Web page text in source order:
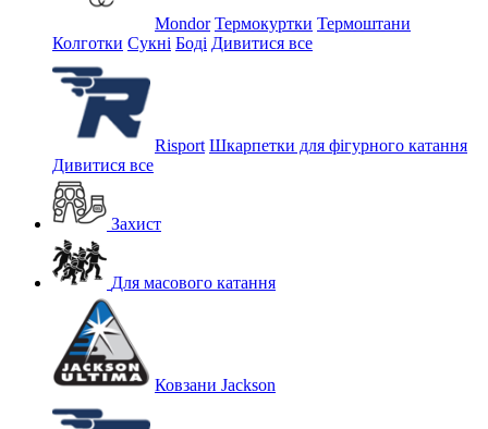
Mondor Термокуртки Термоштани
Колготки Сукні Боді Дивитися все
Risport Шкарпетки для фігурного катання
Дивитися все
Захист
Для масового катання
Ковзани Jackson